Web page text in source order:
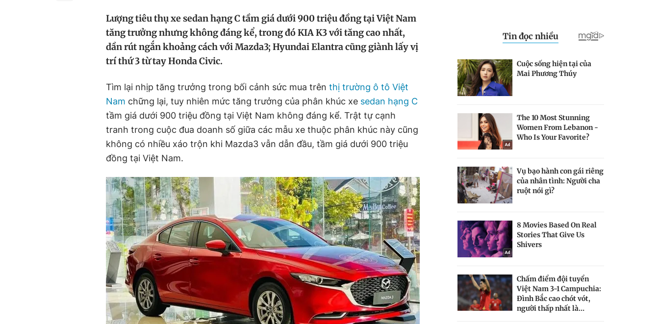
Lượng tiêu thụ xe sedan hạng C tầm giá dưới 900 triệu đồng tại Việt Nam
tăng trưởng nhưng không đáng kể, trong đó KIA K3 với tăng cao nhất,
dần rút ngắn khoảng cách với Mazda3; Hyundai Elantra cũng giành lấy vị
trí thứ 3 từ tay Honda Civic.
Tìm lại nhịp tăng trưởng trong bối cảnh sức mua trên thị trường ô tô Việt
Nam chững lại, tuy nhiên mức tăng trưởng của phân khúc xe sedan hạng C
tầm giá dưới 900 triệu đồng tại Việt Nam không đáng kể. Trật tự cạnh
tranh trong cuộc đua doanh số giữa các mẫu xe thuộc phân khúc này cũng
không có nhiều xáo trộn khi Mazda3 vẫn dẫn đầu, tầm giá dưới 900 triệu
đồng tại Việt Nam.